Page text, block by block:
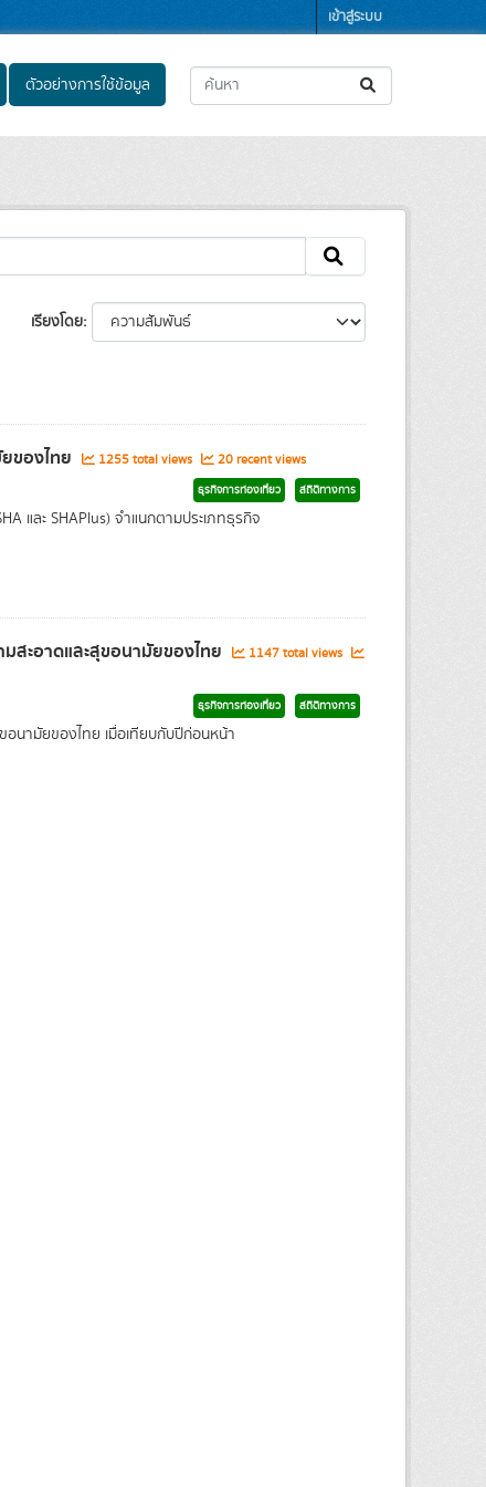
เข้าสู่ระบบ
ตัวอย่างการใช้ข้อมูล
เรียงโดย
ของไทย 1255 total views 20 recent views
ธุรกิจการท่องเที่ยว สถิติทางการ
และ SHAPlus) จำแนกตามประเภทธุรกิจ
สะอาดและสุขอนามัยของไทย
1147 total views
ธุรกิจการท่องเที่ยว สถิติทางการ
นามัยของไทย เมื่อเทียบกับปีก่อนหน้า